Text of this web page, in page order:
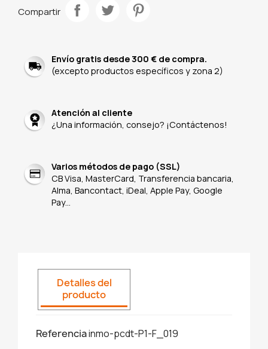
Compartir
Envío gratis desde 300 € de compra.
(excepto productos específicos y zona 2)
Atención al cliente
¿Una información, consejo? ¡Contáctenos!
Varios métodos de pago (SSL)
CB Visa, MasterCard, Transferencia bancaria,
Alma, Bancontact, iDeal, Apple Pay, Google
Pay...
Detalles del
producto
Referenciainmo-pcdt-P1-F_019